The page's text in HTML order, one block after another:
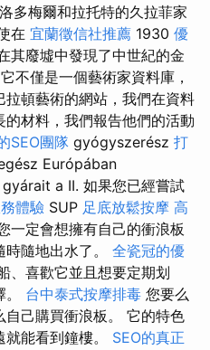
多梅爾和拉托特的久拉菲家
在 宜蘭徵信社推薦 1930 優
其廢墟中發現了中世紀的金
它不僅是一個藝術家資料庫，
頓藝術的網站，我們在資料
材料，我們報告他們的活動
SEO團隊 gyógyszerész 打
Európában
a II. 如果您已經嘗試
體驗 SUP 足底放鬆按摩 高
一定會想擁有自己的衝浪板
隨地出水了。 全瓷冠的優
、喜歡它並且想要定期划
台中泰式按摩排毒 您要么
己購買衝浪板。 它的特色
能看到鐘樓。 SEO的真正